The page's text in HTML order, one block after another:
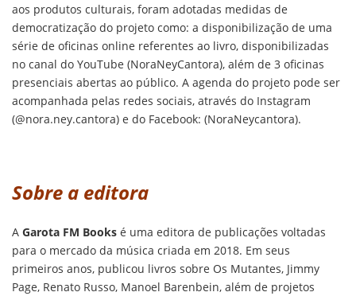
aos produtos culturais, foram adotadas medidas de
democratização do projeto como: a disponibilização de uma
série de oficinas online referentes ao livro, disponibilizadas
no canal do YouTube (NoraNeyCantora), além de 3 oficinas
presenciais abertas ao público. A agenda do projeto pode ser
acompanhada pelas redes sociais, através do Instagram
(@nora.ney.cantora) e do Facebook: (NoraNeycantora).
Sobre a editora
A Garota FM Books é uma editora de publicações voltadas
para o mercado da música criada em 2018. Em seus
primeiros anos, publicou livros sobre Os Mutantes, Jimmy
Page, Renato Russo, Manoel Barenbein, além de projetos